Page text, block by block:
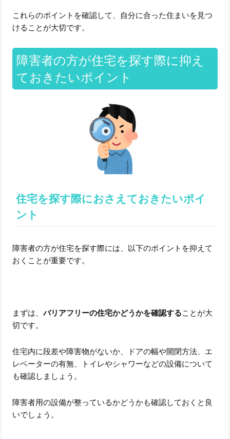
これらのポイントを確認して、自分に合った住まいを見つ
けることが大切です。
障害者の方が住宅を探す際に抑え
ておきたいポイント
住宅を探す際におさえておきたいポイ
ント
障害者の方が住宅を探す際には、以下のポイントを抑えて
おくことが重要です。
まずは、バリアフリーの住宅かどうかを確認することが大
切です。
住宅内に段差や障害物がないか、ドアの幅や開閉方法、エ
レベーターの有無、トイレやシャワーなどの設備について
も確認しましょう。
障害者用の設備が整っているかどうかも確認しておくと良
いでしょう。